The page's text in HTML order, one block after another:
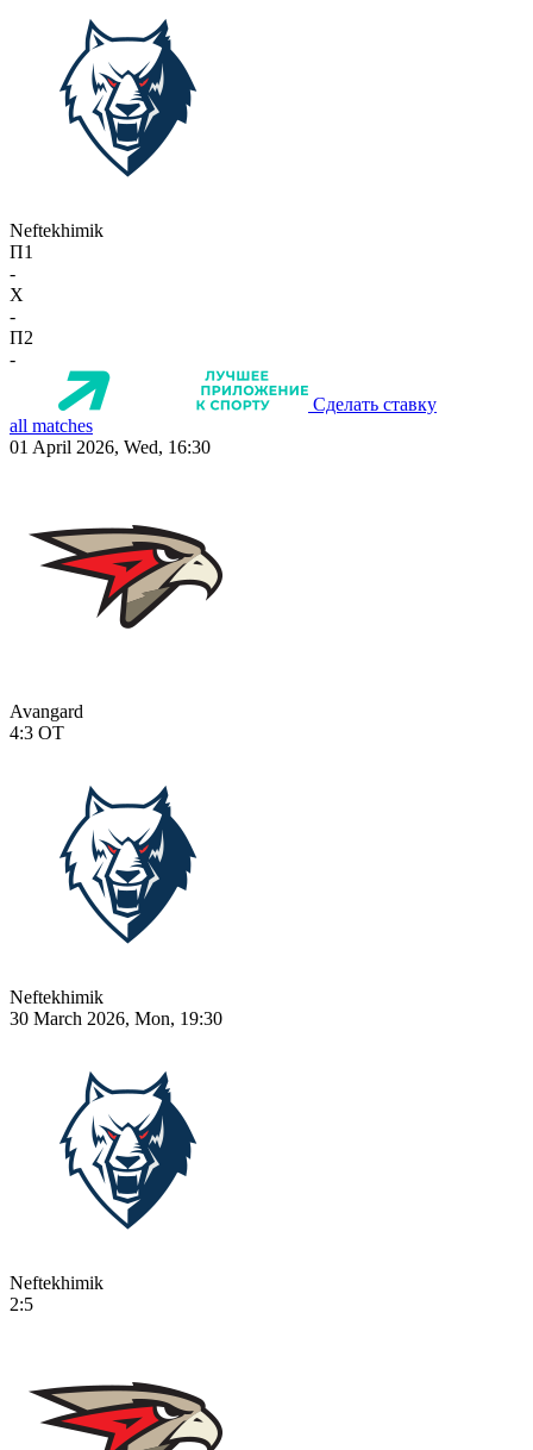
Neftekhimik
П1
-
X
-
П2
-
Сделать ставку
all matches
01 April 2026, Wed, 16:30
Avangard
4:3 OT
Neftekhimik
30 March 2026, Mon, 19:30
Neftekhimik
2:5